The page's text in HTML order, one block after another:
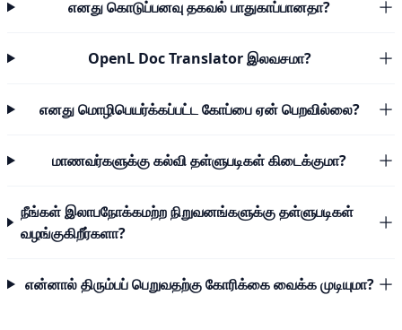
எனது கொடுப்பனவு தகவல் பாதுகாப்பானதா?
OpenL Doc Translator இலவசமா?
எனது மொழிபெயர்க்கப்பட்ட கோப்பை ஏன் பெறவில்லை?
மாணவர்களுக்கு கல்வி தள்ளுபடிகள் கிடைக்குமா?
நீங்கள் இலாபநோக்கமற்ற நிறுவனங்களுக்கு தள்ளுபடிகள்
வழங்குகிறீர்களா?
என்னால் திரும்பப் பெறுவதற்கு கோரிக்கை வைக்க முடியுமா?